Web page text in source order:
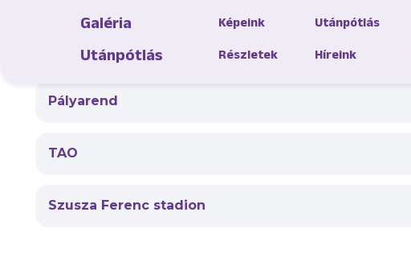
Galéria Képeink Utánpótlás
Utánpótlás Részletek Híreink
stadion@ujpestfc.hu
Pályarend
TAO
Szusza Ferenc stadion